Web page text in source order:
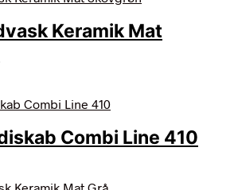
Keramik Mat
Combi Line 410